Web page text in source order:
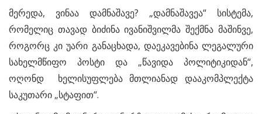
მერედა, ვინაა დამნაშავე? „დამნაშავეა“ სისტემა,
რომელიც თავად ბიძინა ივანიშვილმა შექმნა მაშინვე,
როგორც კი უარი განაცხადა, დაეკავებინა ლეგალური
სახელმწიფო პოსტი და „წავიდა პოლიტიკიდან“,
ოღონდ ხელისუფლება მთლიანად დააკომპლექტა
საკუთარი „სტაფით“.